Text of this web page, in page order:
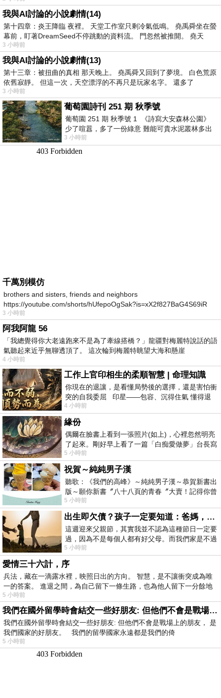
我與AI討論的小說劇情(14)
第十四章：炎王降臨 夜裡。 天堂工作室只剩冷氣低鳴。 堯禹舜坐在螢
幕前，盯著DreamSeed不停跳動的資料流。 門忽然被推開。 堯天
3 小時前
我與AI討論的小說劇情(13)
第十三章：被扭曲的真相 那天晚上。 堯禹舜又回到了夢境。 白色荒原
依舊寂靜。 但這一次，天空漂浮的不再只是玩家名字。 還多了
3 小時前
葡萄園詩刊 251 期 秋季號
葡萄園 251 期 秋季號 1 《詩寫大安森林公園》
少了喧囂，多了一份綠意 難能可貴水泥叢林多出
一
3 小時前
千萬別模仿
brothers and sisters, friends and neighbors
https://youtube.com/shorts/hUfepoOgSak?is=xX2f827BaG4S69iR
https
3 小時前
阿我阿龍 56
「我總覺得你大老遠跑來不是為了牽線搭橋？」龍疆對梅麗特說話的語
氣聽起來近乎無聊透頂了。 這次輪到梅麗特眺望大海和懸崖
4 小時前
工作上官印相生的柔順智慧 | 命理知識
你現在的退讓，是看懂局勢後的選擇，還是害怕衝
突的自我委屈 印星——包容、沉得住氣 懂得退
一步觀察，不會
4 小時前
緣份
偶爾在臉書上看到一張照片(如上)，心裡忽然明亮
了起來。剛好早上看了一篇「白痴愛做夢」台長寫
的貼文，在回顧年輕時瘋狂愛上
5 小時前
祝賀～純純男子漢
聽歌：《我們的高峰》～純純男子漢～恭賀新書出
版～願你新書〞八十八頁的青春〞大賣！記得你曾
經在我的版留言…「好讚的圖^^感覺大家
5 小時前
出生即欠債？孩子一定要知道：爸媽，其實我不欠你們
這週迎來父親節，其實我並不認為這種節日一定要
過，因為不是每個人都有好父母。而我們家是不過
節的，平時也沒什麼儀式感，生活趨近冷
5 小時前
愛情三十六計，序
兵法，藏在一滴露水裡，映照日出的方向。 智慧，是不讓衝突成為唯
一的答案。 進退之間，為自己留下一條生路，也為他人留下一分餘地
5 小時前
我們在國外留學時會結交一些好朋友: 但他們不會是戰場上的朋友
我們在國外留學時會結交一些好朋友: 但他們不會是戰場上的朋友， 是
我們國家的好朋友。 我們的留學國家永遠都是我們的倚
5 小時前